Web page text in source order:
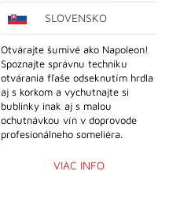
SLOVENSKO
Otvárajte šumivé ako Napoleon!
Spoznajte správnu techniku
otvárania fľaše odseknutím hrdla
aj s korkom a vychutnajte si
bublinky inak aj s malou
ochutnávkou vín v doprovode
profesionálneho someliéra.
VIAC INFO